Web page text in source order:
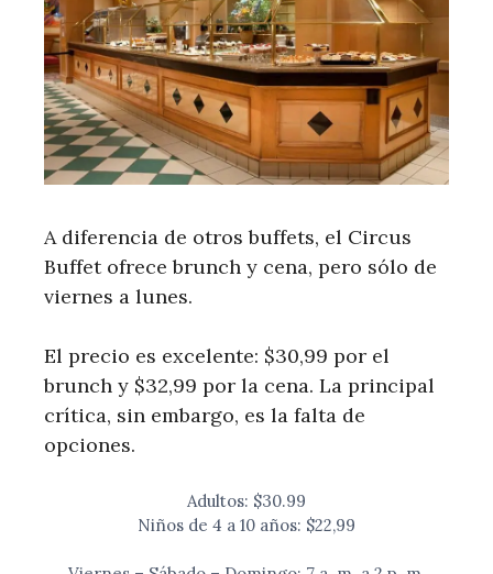
A diferencia de otros buffets, el Circus
Buffet ofrece brunch y cena, pero sólo de
viernes a lunes.
El precio es excelente: $30,99 por el
brunch y $32,99 por la cena. La principal
crítica, sin embargo, es la falta de
opciones.
Adultos: $30.99
Niños de 4 a 10 años: $22,99